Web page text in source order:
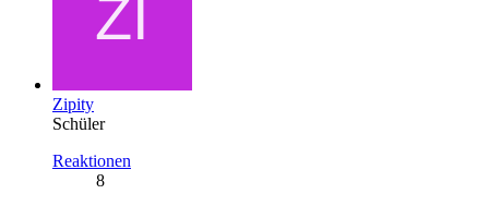
Zipity
Schüler
Reaktionen
8